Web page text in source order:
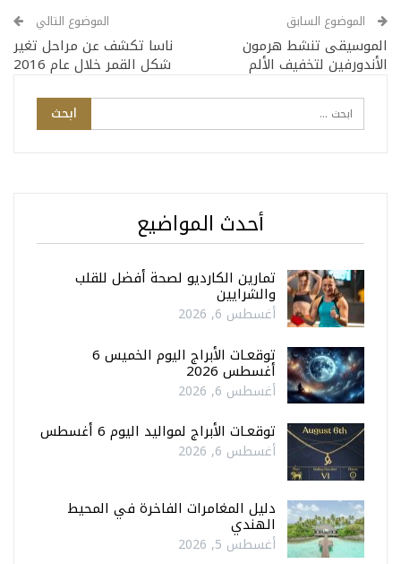
الموضوع السابق
الموسيقى تنشط هرمون
الأندورفين لتخفيف الألم
الموضوع التالي
ناسا تكشف عن مراحل تغير
شكل القمر خلال عام 2016
أحدث المواضيع
تمارين الكارديو لصحة أفضل للقلب
والشرايين
أغسطس 6, 2026
توقعـات الأبراج اليوم الخميس 6
أغسطس 2026
أغسطس 6, 2026
توقعـات الأبراج لمواليد اليوم 6 أغسطس
أغسطس 6, 2026
دليل المغامرات الفاخرة في المحيط
الهندي
أغسطس 5, 2026